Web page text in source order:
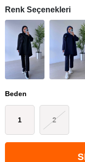
Renk Seçenekleri
Beden
1 2